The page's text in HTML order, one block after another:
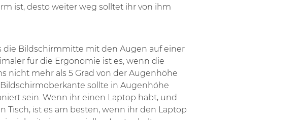
ist, desto weiter weg solltet ihr von ihm
die Bildschirmmitte mit den Augen auf einer
für die Ergonomie ist es, wenn die
nicht mehr als 5 Grad von der Augenhöhe
sollte in Augenhöhe
sein. Wenn ihr einen Laptop habt, und
Tisch, ist es am besten, wenn ihr den Laptop